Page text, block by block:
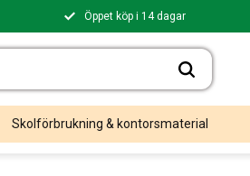
Öppet köp i 14 dagar
Skolförbrukning & kontorsmaterial